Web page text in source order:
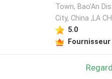
Town, Bao'An
City, China ,LA
5.0